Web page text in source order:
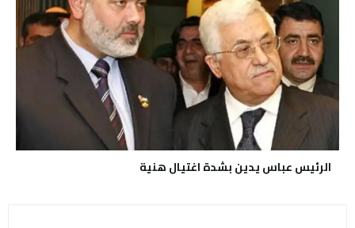
الرئيس عباس يدين بشدة اغتيال هنية